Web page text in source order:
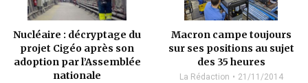
Nucléaire : décryptage du
projet Cigéo après son
adoption par l’Assemblée
nationale
Macron campe toujours
sur ses positions au sujet
des 35 heures
La Rédaction 21/11/2014